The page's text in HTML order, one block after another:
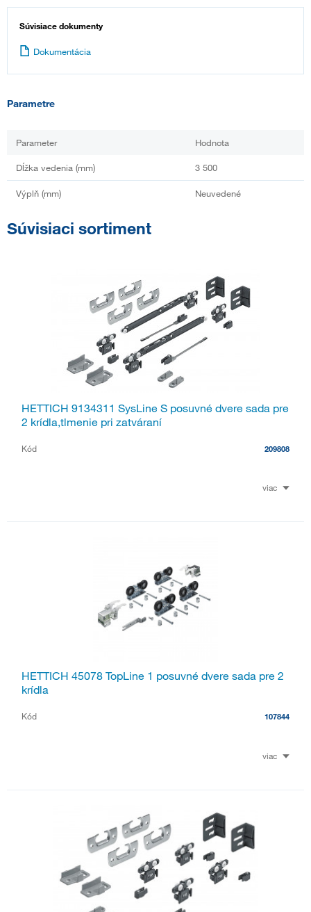
Súvisiace dokumenty
Dokumentácia
Parametre
Parameter Hodnota
Dĺžka vedenia (mm) 3 500
Výplň (mm) Neuvedené
Súvisiaci sortiment
HETTICH 9134311 SysLine S posuvné dvere sada pre
2 krídla,tlmenie pri zatváraní
Kód 209808
viac
HETTICH 45078 TopLine 1 posuvné dvere sada pre 2
krídla
Kód 107844
viac